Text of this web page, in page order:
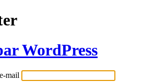
WordPress
mail